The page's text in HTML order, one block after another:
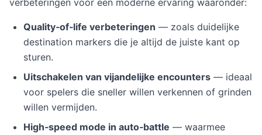
Quality‑of‑life verbeteringen — zoals duidelijke
destination markers die je altijd de juiste kant op
sturen.
Uitschakelen van vijandelijke encounters — ideaal
voor spelers die sneller willen verkennen of grinden
willen vermijden.
High‑speed mode in auto‑battle — waarmee